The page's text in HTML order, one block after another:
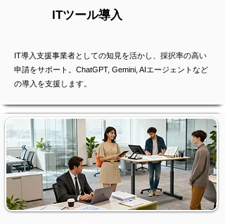
ITツール導入
IT導入支援事業者としての知見を活かし、採択率の高い
申請をサポート。ChatGPT, Gemini, AIエージェントなど
の導入を支援します。